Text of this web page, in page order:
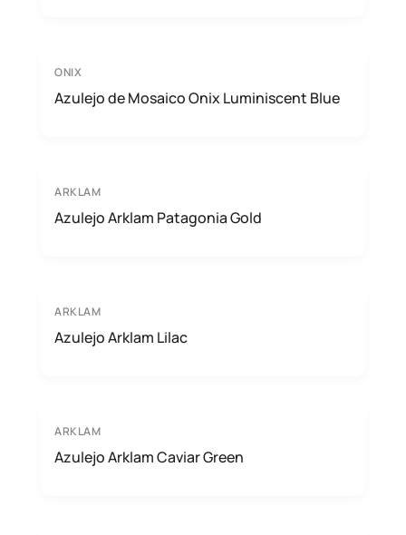
ONIX
Azulejo de Mosaico Onix Luminiscent Blue
ARKLAM
Azulejo Arklam Patagonia Gold
ARKLAM
Azulejo Arklam Lilac
ARKLAM
Azulejo Arklam Caviar Green